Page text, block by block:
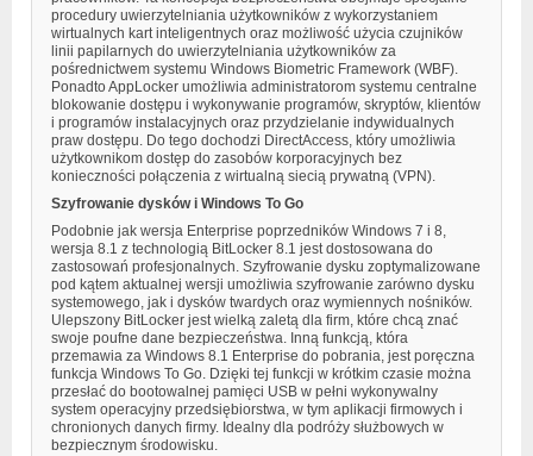
procedury uwierzytelniania użytkowników z wykorzystaniem
wirtualnych kart inteligentnych oraz możliwość użycia czujników
linii papilarnych do uwierzytelniania użytkowników za
pośrednictwem systemu Windows Biometric Framework (WBF).
Ponadto AppLocker umożliwia administratorom systemu centralne
blokowanie dostępu i wykonywanie programów, skryptów, klientów
i programów instalacyjnych oraz przydzielanie indywidualnych
praw dostępu. Do tego dochodzi DirectAccess, który umożliwia
użytkownikom dostęp do zasobów korporacyjnych bez
konieczności połączenia z wirtualną siecią prywatną (VPN).
Szyfrowanie dysków i Windows To Go
Podobnie jak wersja Enterprise poprzedników Windows 7 i 8,
wersja 8.1 z technologią BitLocker 8.1 jest dostosowana do
zastosowań profesjonalnych. Szyfrowanie dysku zoptymalizowane
pod kątem aktualnej wersji umożliwia szyfrowanie zarówno dysku
systemowego, jak i dysków twardych oraz wymiennych nośników.
Ulepszony BitLocker jest wielką zaletą dla firm, które chcą znać
swoje poufne dane bezpieczeństwa. Inną funkcją, która
przemawia za Windows 8.1 Enterprise do pobrania, jest poręczna
funkcja Windows To Go. Dzięki tej funkcji w krótkim czasie można
przesłać do bootowalnej pamięci USB w pełni wykonywalny
system operacyjny przedsiębiorstwa, w tym aplikacji firmowych i
chronionych danych firmy. Idealny dla podróży służbowych w
bezpiecznym środowisku.